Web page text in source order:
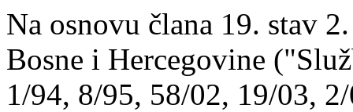
Na osnovu člana 19. stav
Bosne i Hercegovine
1/94, 8/95, 58/02, 19/03,